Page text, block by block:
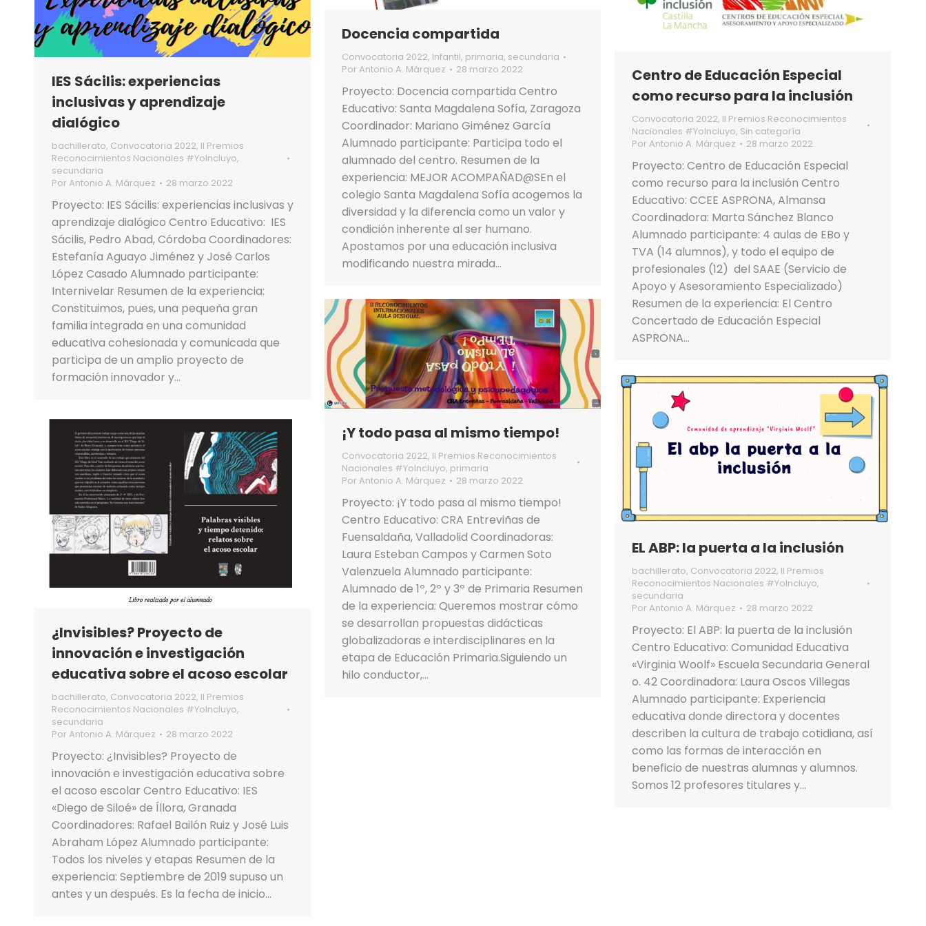
IES Sácilis: experiencias
inclusivas y aprendizaje
dialógico
bachillerato, Convocatoria 2022, II Premios
Reconocimientos Nacionales #YoIncluyo,
secundaria
Por Antonio A. Márquez 28 marzo 2022
Proyecto: IES Sácilis: experiencias inclusivas y
aprendizaje dialógico Centro Educativo: IES
Sácilis, Pedro Abad, Córdoba Coordinadores:
Estefanía Aguayo Jiménez y José Carlos
López Casado Alumnado participante:
Internivelar Resumen de la experiencia:
Constituimos, pues, una pequeña gran
familia integrada en una comunidad
educativa cohesionada y comunicada que
participa de un amplio proyecto de
formación innovador y…
Docencia compartida
Convocatoria 2022, Infantil, primaria, secundaria
Por Antonio A. Márquez 28 marzo 2022
Proyecto: Docencia compartida Centro
Educativo: Santa Magdalena Sofía, Zaragoza
Coordinador: Mariano Giménez García
Alumnado participante: Participa todo el
alumnado del centro. Resumen de la
experiencia: MEJOR ACOMPAÑAD@SEn el
colegio Santa Magdalena Sofía acogemos la
diversidad y la diferencia como un valor y
condición inherente al ser humano.
Apostamos por una educación inclusiva
modificando nuestra mirada…
Centro de Educación Especial
como recurso para la inclusión
Convocatoria 2022, II Premios Reconocimientos
Nacionales #YoIncluyo, Sin categoría
Por Antonio A. Márquez 28 marzo 2022
Proyecto: Centro de Educación Especial
como recurso para la inclusión Centro
Educativo: CCEE ASPRONA, Almansa
Coordinadora: Marta Sánchez Blanco
Alumnado participante: 4 aulas de EBo y
TVA (14 alumnos), y todo el equipo de
profesionales (12) del SAAE (Servicio de
Apoyo y Asesoramiento Especializado)
Resumen de la experiencia: El Centro
Concertado de Educación Especial
ASPRONA…
¡Y todo pasa al mismo tiempo!
Convocatoria 2022, II Premios Reconocimientos
Nacionales #YoIncluyo, primaria
Por Antonio A. Márquez 28 marzo 2022
Proyecto: ¡Y todo pasa al mismo tiempo!
Centro Educativo: CRA Entreviñas de
Fuensaldaña, Valladolid Coordinadoras:
Laura Esteban Campos y Carmen Soto
Valenzuela Alumnado participante:
Alumnado de 1º, 2º y 3º de Primaria Resumen
de la experiencia: Queremos mostrar cómo
se desarrollan propuestas didácticas
globalizadoras e interdisciplinares en la
etapa de Educación Primaria.Siguiendo un
hilo conductor,…
EL ABP: la puerta a la inclusión
bachillerato, Convocatoria 2022, II Premios
Reconocimientos Nacionales #YoIncluyo,
secundaria
Por Antonio A. Márquez 28 marzo 2022
Proyecto: El ABP: la puerta de la inclusión
Centro Educativo: Comunidad Educativa
«Virginia Woolf» Escuela Secundaria General
o. 42 Coordinadora: Laura Oscos Villegas
Alumnado participante: Experiencia
educativa donde directora y docentes
describen la cultura de trabajo cotidiana, así
como las formas de interacción en
beneficio de nuestras alumnas y alumnos.
Somos 12 profesores titulares y…
¿Invisibles? Proyecto de
innovación e investigación
educativa sobre el acoso escolar
bachillerato, Convocatoria 2022, II Premios
Reconocimientos Nacionales #YoIncluyo,
secundaria
Por Antonio A. Márquez 28 marzo 2022
Proyecto: ¿Invisibles? Proyecto de
innovación e investigación educativa sobre
el acoso escolar Centro Educativo: IES
«Diego de Siloé» de Íllora, Granada
Coordinadores: Rafael Bailón Ruiz y José Luis
Abraham López Alumnado participante:
Todos los niveles y etapas Resumen de la
experiencia: Septiembre de 2019 supuso un
antes y un después. Es la fecha de inicio…